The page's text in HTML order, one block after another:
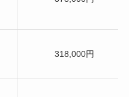
318,000円